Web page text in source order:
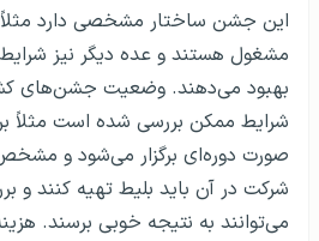
این جشن ساختار مشخصی دارد مثلاً
مشغول هستند و عده دیگر نیز شرایط
بهبود می‌دهند. وضعیت جشن‌های
شرایط ممکن بررسی شده است مثلاً
صورت دوره‌ای برگزار می‌شود و
شرکت در آن باید بلیط تهیه کنند و
می‌توانند به نتیجه خوبی برسند.